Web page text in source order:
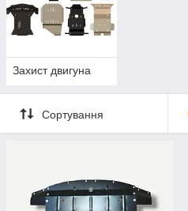
Захист двигуна
Сортування